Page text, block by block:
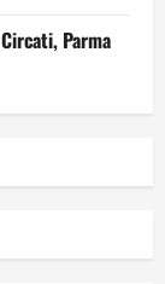
Parma